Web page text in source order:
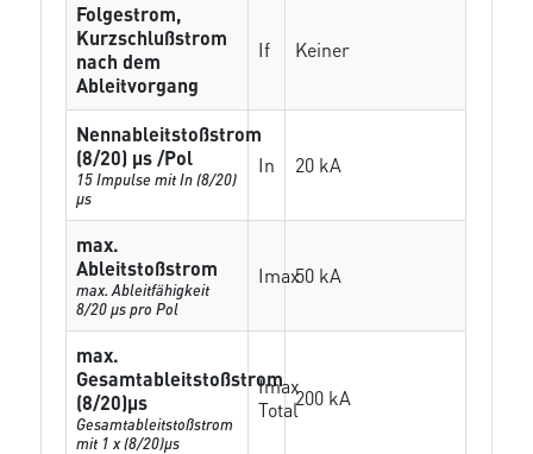
Folgestrom,
Kurzschlußstrom
nach dem
Ableitvorgang
If Keiner
Nennableitstoßstrom
(8/20) µs /Pol
15 Impulse mit In (8/20)
µs
In 20 kA
max.
Ableitstoßstrom
max. Ableitfähigkeit
8/20 µs pro Pol
Imax50 kA
max.
Gesamtableitstoßstrom
(8/20)µs
Gesamtableitstoßstrom
mit 1 x (8/20)µs
Imax
Total200 kA